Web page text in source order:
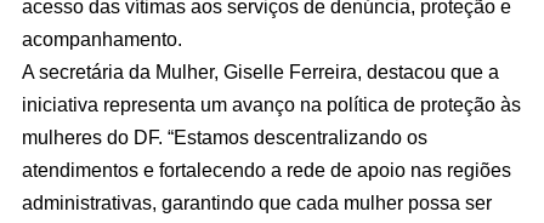
acesso das vítimas aos serviços de denúncia, proteção e
acompanhamento.
A secretária da Mulher, Giselle Ferreira, destacou que a
iniciativa representa um avanço na política de proteção às
mulheres do DF. “Estamos descentralizando os
atendimentos e fortalecendo a rede de apoio nas regiões
administrativas, garantindo que cada mulher possa ser